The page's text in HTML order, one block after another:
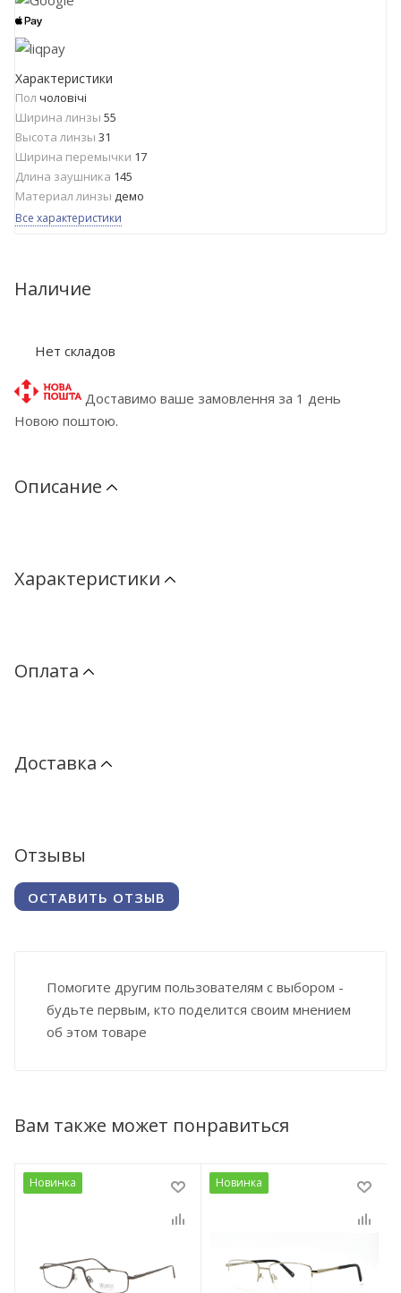
Характеристики
Пол чоловічі
Ширина линзы 55
Высота линзы 31
Ширина перемычки 17
Длина заушника 145
Материал линзы демо
Все характеристики
Наличие
Нет складов
Доставимо ваше замовлення за 1 день
Новою поштою.
Описание
Характеристики
Оплата
Доставка
Отзывы
ОСТАВИТЬ ОТЗЫВ
Помогите другим пользователям с выбором -
будьте первым, кто поделится своим мнением
об этом товаре
Вам также может понравиться
Новинка Новинка